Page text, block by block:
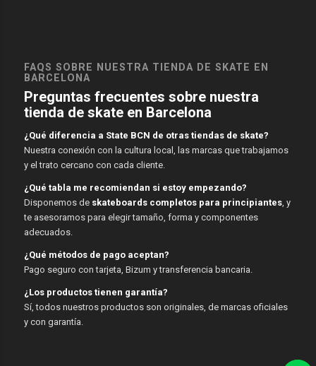
FAQS SOBRE NUESTRA TIENDA DE SKATE EN
BARCELONA
Preguntas frecuentes sobre nuestra
tienda de skate en Barcelona
¿Qué diferencia a State BCN de otras tiendas de skate?
Nuestra conexión con la cultura local, las marcas que trabajamos
y el trato cercano con cada cliente.
¿Qué tabla me recomiendan si estoy empezando?
Disponemos de skateboards completos para principiantes, y
te asesoramos para elegir tamaño, forma y componentes
adecuados.
¿Qué métodos de pago aceptan?
Pago seguro con tarjeta, Bizum y transferencia bancaria.
¿Los productos tienen garantía?
Sí, todos nuestros productos son originales, de marcas oficiales
y con garantía.